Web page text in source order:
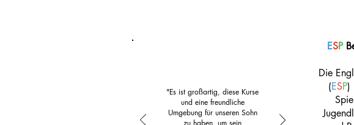
"Es ist großartig, diese Kurse
und eine freundliche
Umgebung für unseren Sohn
zu haben, um sein
ESP
Die
(ESP)